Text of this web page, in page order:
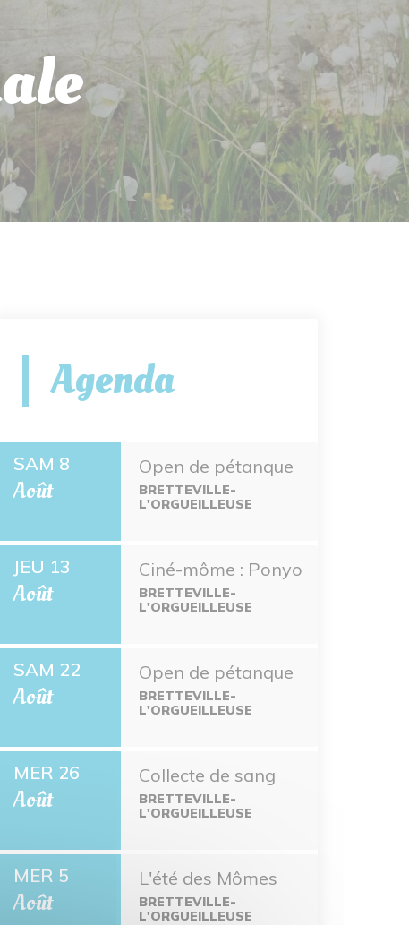
Agenda
SAM 8
Août
Open de pétanque
BRETTEVILLE-
L'ORGUEILLEUSE
JEU 13
Août
Ciné-môme : Ponyo
BRETTEVILLE-
L'ORGUEILLEUSE
SAM 22
Août
Open de pétanque
BRETTEVILLE-
L'ORGUEILLEUSE
MER 26
Août
Collecte de sang
BRETTEVILLE-
L'ORGUEILLEUSE
MER 5
Août
L'été des Mômes
BRETTEVILLE-
L'ORGUEILLEUSE